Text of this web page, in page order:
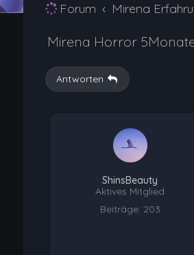
Forum Mirena
Mirena Horror
Antworten
ShinsBeauty
Aktives Mitglied
Beiträge: 203